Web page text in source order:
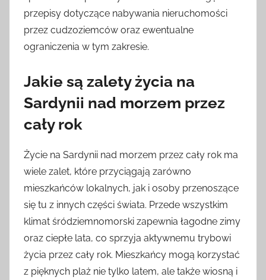
przepisy dotyczące nabywania nieruchomości
przez cudzoziemców oraz ewentualne
ograniczenia w tym zakresie.
Jakie są zalety życia na
Sardynii nad morzem przez
cały rok
Życie na Sardynii nad morzem przez cały rok ma
wiele zalet, które przyciągają zarówno
mieszkańców lokalnych, jak i osoby przenoszące
się tu z innych części świata. Przede wszystkim
klimat śródziemnomorski zapewnia łagodne zimy
oraz ciepłe lata, co sprzyja aktywnemu trybowi
życia przez cały rok. Mieszkańcy mogą korzystać
z pięknych plaż nie tylko latem, ale także wiosną i